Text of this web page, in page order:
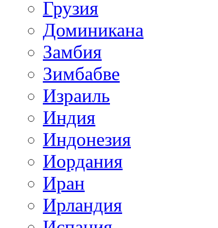
Грузия
Доминикана
Замбия
Зимбабве
Израиль
Индия
Индонезия
Иордания
Иран
Ирландия